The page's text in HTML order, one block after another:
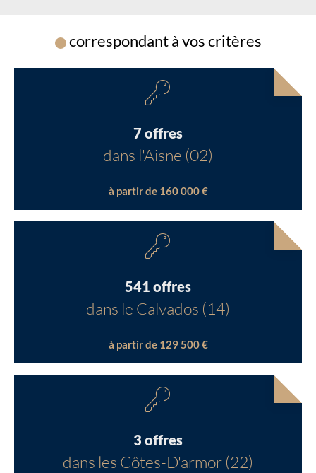
Chargement...
correspondant à vos critères
7 offres
dans l'Aisne (02)
à partir de 160 000 €
541 offres
dans le Calvados (14)
à partir de 129 500 €
3 offres
dans les Côtes-D'armor (22)